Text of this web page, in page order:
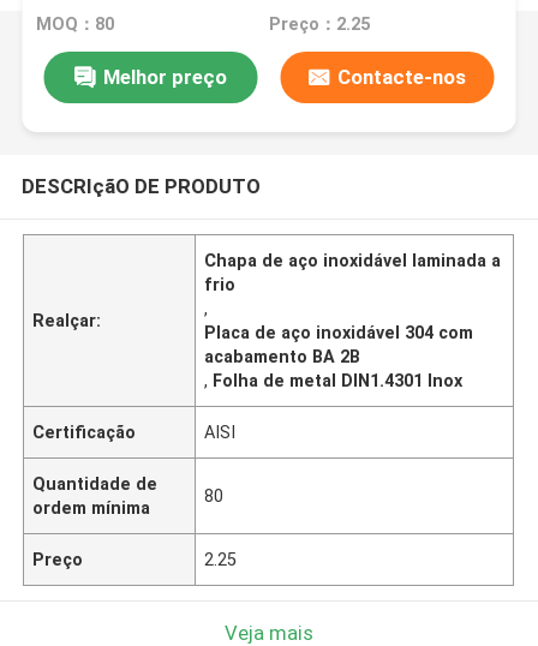
inoxidável
MOQ：80 Preço：2.25
Melhor preço Contacte-nos
DESCRIçãO DE PRODUTO
Realçar:
Chapa de aço inoxidável laminada a
frio
,
Placa de aço inoxidável 304 com
acabamento BA 2B
, Folha de metal DIN1.4301 Inox
Certificação AISI
Quantidade de
ordem mínima
80
Preço 2.25
Veja mais